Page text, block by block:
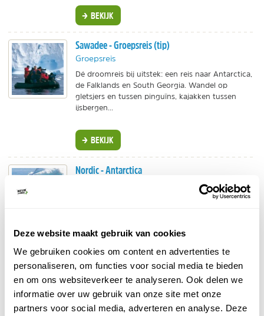
Deze website maakt gebruik van cookies
We gebruiken cookies om content en advertenties te
personaliseren, om functies voor social media te bieden
en om ons websiteverkeer te analyseren. Ook delen we
informatie over uw gebruik van onze site met onze
partners voor social media, adverteren en analyse. Deze
BEKIJK
Sawadee - Groepsreis (tip)
Groepsreis
Dé droomreis bij uitstek: een reis naar Antarctica,
de Falklands en South Georgia. Wandel op
gletsjers en tussen pinguïns, kajakken tussen
ijsbergen...
BEKIJK
Nordic - Antarctica
Ontdek de zuidpool vanaf de Hurtigruten
Georgië.
BEKIJK
Oceanwide-Expeditions - Falklandeilanden
Groepsreis